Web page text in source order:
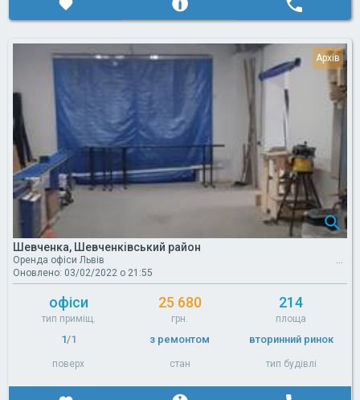
Шевченка, Шевченківський район
Оренда офіси Львів
Оновлено: 03/02/2022 о 21:55
офіси
тип приміщ.
25 680
грн.
214
площа
1/1
поверх
з ремонтом
стан
вторинний ринок
тип будівлі